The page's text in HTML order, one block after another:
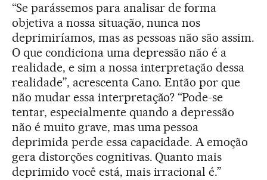
“Se parássemos para analisar de forma
objetiva a nossa situação, nunca nos
deprimiríamos, mas as pessoas não são assim.
O que condiciona uma depressão não é a
realidade, e sim a nossa interpretação dessa
realidade”, acrescenta Cano. Então por que
não mudar essa interpretação? “Pode-se
tentar, especialmente quando a depressão
não é muito grave, mas uma pessoa
deprimida perde essa capacidade. A emoção
gera distorções cognitivas. Quanto mais
deprimido você está, mais irracional é.”